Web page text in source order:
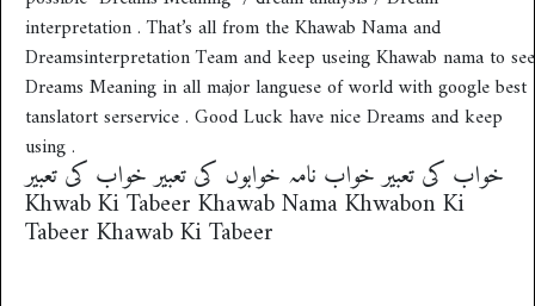
interpretation . That’s all from the Khawab Nama and
Dreamsinterpretation Team and keep useing Khawab nama to see
Dreams Meaning in all major languese of world with google best
tanslatort serservice . Good Luck have nice Dreams and keep
using .
خواب کی تعبیر خواب نامہ خوابوں کی تعبیر خواب کی تعبیر
Khwab Ki Tabeer Khawab Nama Khwabon Ki
Tabeer Khawab Ki Tabeer